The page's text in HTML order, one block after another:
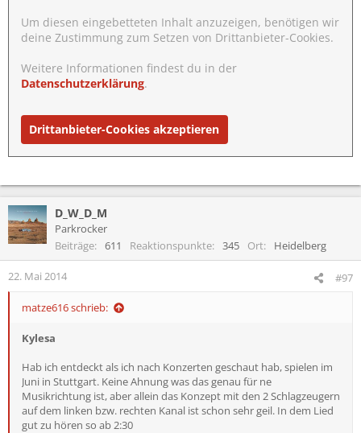
Um diesen eingebetteten Inhalt anzuzeigen, benötigen wir
deine Zustimmung zum Setzen von Drittanbieter-Cookies.
Weitere Informationen findest du in der
Datenschutzerklärung.
Drittanbieter-Cookies akzeptieren
D_W_D_M
Parkrocker
Beiträge
611 Reaktionspunkte 345 Ort Heidelberg
22. Mai 2014 #97
matze616 schrieb:
Kylesa
Hab ich entdeckt als ich nach Konzerten geschaut hab, spielen im
Juni in Stuttgart. Keine Ahnung was das genau für ne
Musikrichtung ist, aber allein das Konzept mit den 2 Schlagzeugern
auf dem linken bzw. rechten Kanal ist schon sehr geil. In dem Lied
gut zu hören so ab 2:30